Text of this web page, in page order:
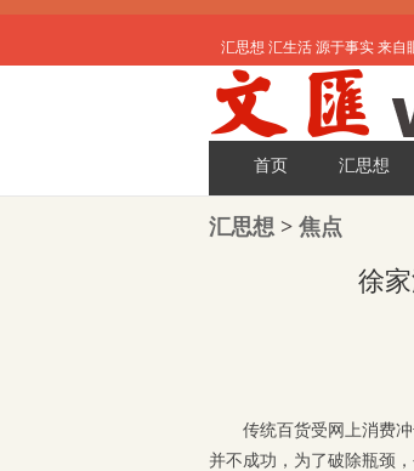
汇思想 汇生活 源于事实 来自
首页 汇思想
汇思想 > 焦点
徐
传统百货受网上消费
并不成功，为了破除瓶颈